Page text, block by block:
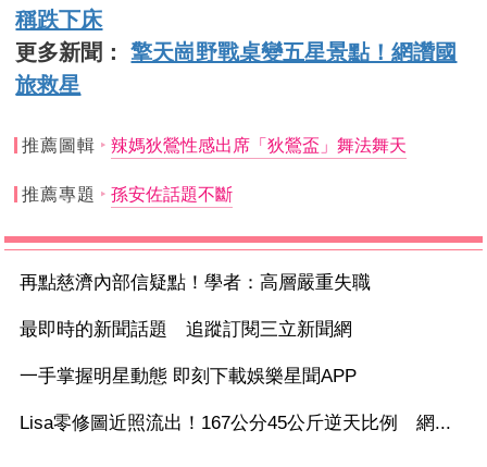
稱跌下床
更多新聞：擎天崗野戰桌變五星景點！網讚國
旅救星
推薦圖輯 辣媽狄鶯性感出席「狄鶯盃」舞法舞天
推薦專題 孫安佐話題不斷
再點慈濟內部信疑點！學者：高層嚴重失職
最即時的新聞話題 追蹤訂閱三立新聞網
一手掌握明星動態 即刻下載娛樂星聞APP
Lisa零修圖近照流出！167公分45公斤逆天比例 網...